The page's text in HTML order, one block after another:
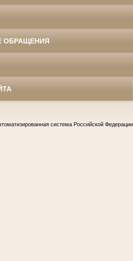
ОБРАЩЕНИЯ
система Российской